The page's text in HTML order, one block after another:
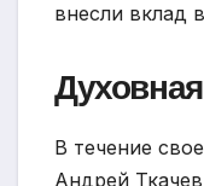
внесли вклад
В течение
Андрей